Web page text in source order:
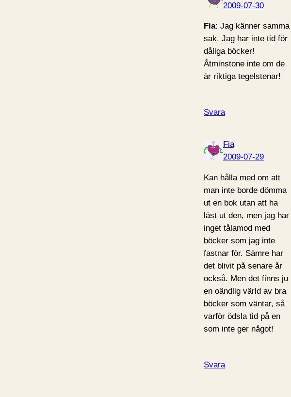
2009-07-30
Fia: Jag känner samma
sak. Jag har inte tid för
dåliga böcker!
Åtminstone inte om de
är riktiga tegelstenar!
Svara
Fia
2009-07-29
Kan hålla med om att
man inte borde dömma
ut en bok utan att ha
läst ut den, men jag har
inget tålamod med
böcker som jag inte
fastnar för. Sämre har
det blivit på senare år
också. Men det finns ju
en oändlig värld av bra
böcker som väntar, så
varför ödsla tid på en
som inte ger något!
Svara